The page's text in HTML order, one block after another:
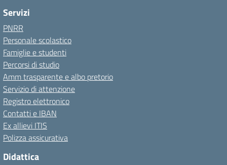
Servizi
PNRR
Personale scolastico
Famiglie e studenti
Percorsi di studio
Amm trasparente e albo pretorio
Servizio di attenzione
Registro elettronico
Contatti e IBAN
Ex allievi ITIS
Polizza assicurativa
Didattica